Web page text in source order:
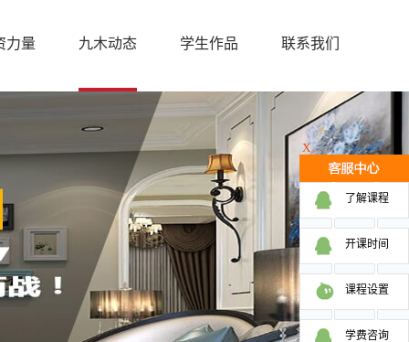
力量 九木动态 学生作品 联系我们
X
了解课程
开课时间
课程设置
学费咨询